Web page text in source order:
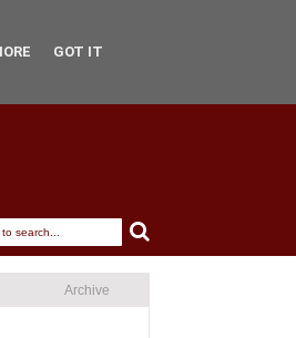
Archive
GOT IT